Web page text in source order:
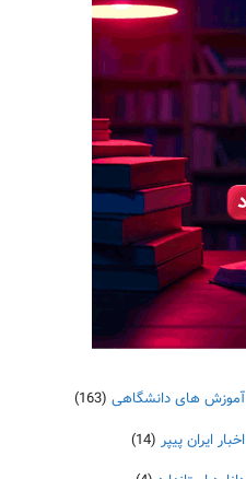
آموزش های دانشگاهی (163)
اخبار ایران پیپر (14)